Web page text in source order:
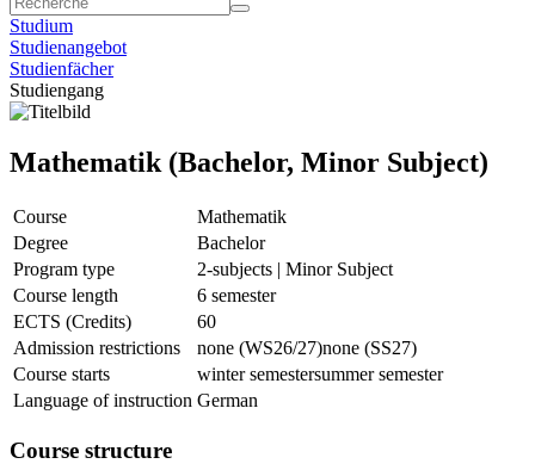
Studium
Studienangebot
Studienfächer
Studiengang
Mathematik (Bachelor, Minor Subject)
Course
Mathematik
Degree
Bachelor
Program type
2-subjects | Minor Subject
Course length
6 semester
ECTS (Credits)
60
Admission restrictions
none (WS26/27)none (SS27)
Course starts
winter semestersummer semester
Language of instruction German
Course structure